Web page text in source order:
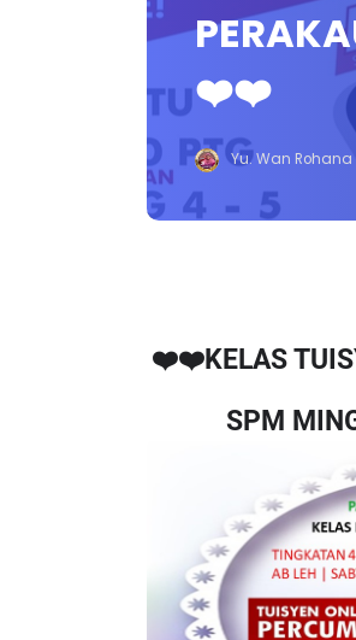
❤️❤️
Yu. Wan Rohana
❤️❤️KELAS
SPM